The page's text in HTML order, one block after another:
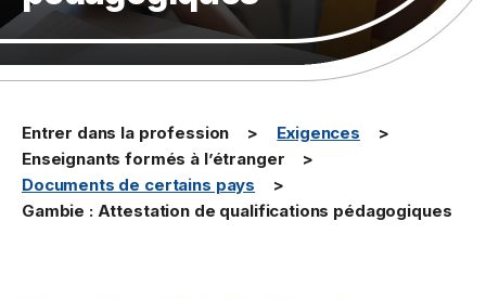
Entrer dans la profession
Exigences
Enseignants formés à l’étranger
Documents de certains pays
Gambie : Attestation de qualifications pédagogiques